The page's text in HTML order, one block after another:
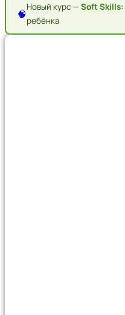
🧠
Новый курс — Soft Skills:
ребёнка